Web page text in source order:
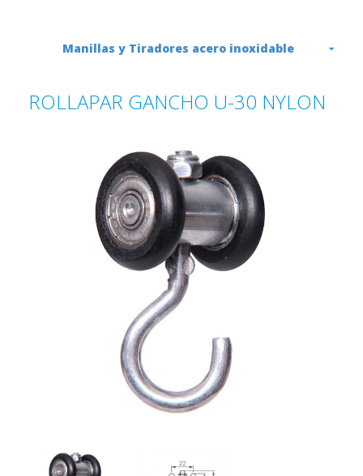
Manillas y Tiradores acero inoxidable
ROLLAPAR GANCHO U-30 NYLON